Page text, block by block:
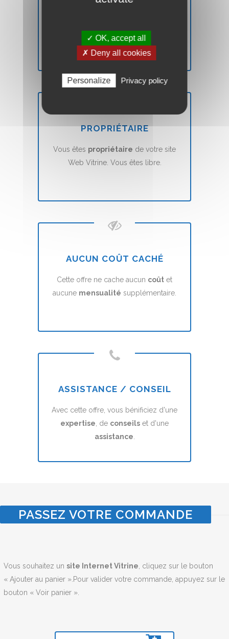
remboursonssans aucune condition.
PROPRIÉTAIRE
Vous êtes propriétaire de votre site
Web Vitrine. Vous êtes libre.
AUCUN COÛT CACHÉ
Cette offre ne cache aucun coût et
aucune mensualité supplémentaire.
ASSISTANCE / CONSEIL
Avec cette offre, vous bénificiez d'une
expertise, de conseils et d'une
assistance.
PASSEZ VOTRE COMMANDE
Vous souhaitez un site Internet Vitrine, cliquez sur le bouton
« Ajouter au panier ».Pour valider votre commande, appuyez sur le
bouton « Voir panier ».
✓ OK, accept all
✗ Deny all cookies
Personalize Privacy policy